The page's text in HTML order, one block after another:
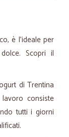
è l'ideale per
Scopri il
di Trentina
consiste
tutti i giorni